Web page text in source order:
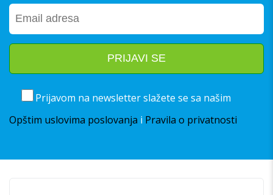
Prijavom na newsletter slažete se sa našim
Opštim uslovima poslovanja i Pravila o privatnosti